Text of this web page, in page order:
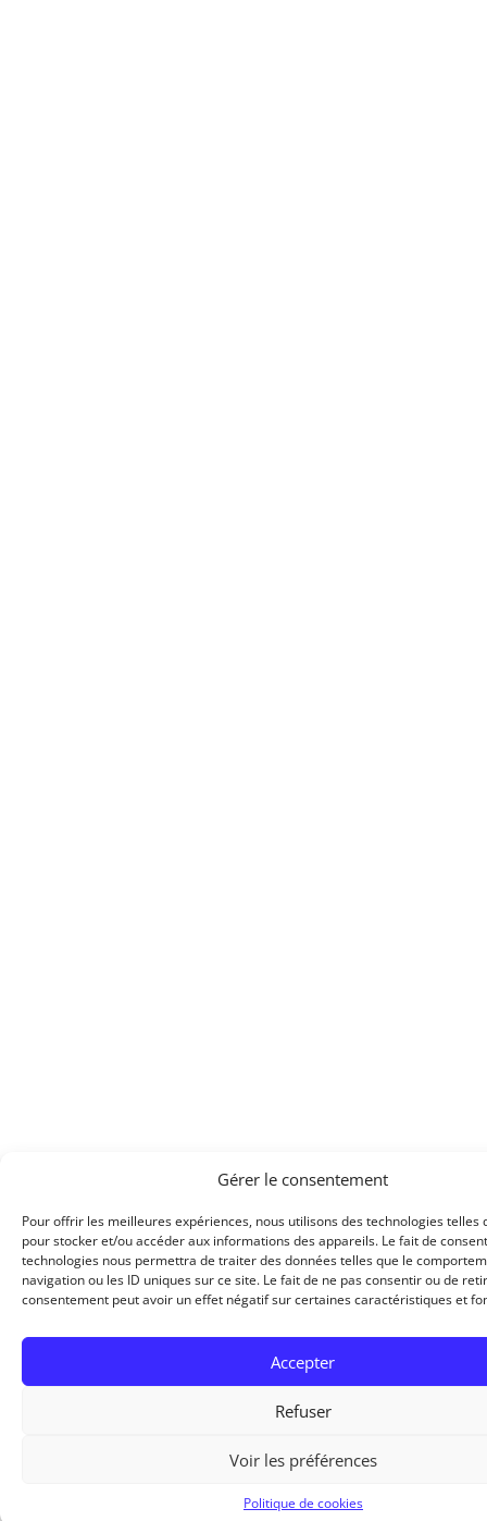
Gérer le consentement
Pour offrir les meilleures expériences, nous utilisons des technologies telles
pour stocker et/ou accéder aux informations des appareils. Le fait de
technologies nous permettra de traiter des données telles que le
navigation ou les ID uniques sur ce site. Le fait de ne pas consentir ou de
consentement peut avoir un effet négatif sur certaines caractéristiques et
Accepter
Refuser
Voir les préférences
Politique de cookies